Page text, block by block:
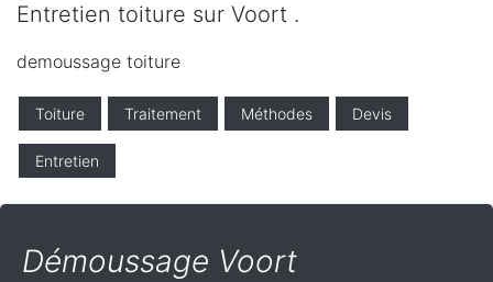
Entretien toiture sur Voort .
demoussage toiture
Toiture Traitement Méthodes Devis
Entretien
Démoussage Voort